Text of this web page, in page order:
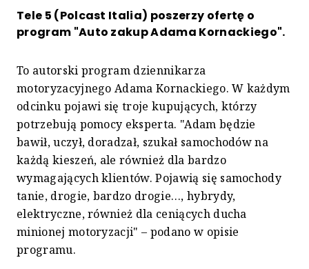
Tele 5 (Polcast Italia) poszerzy ofertę o
program "Auto zakup Adama Kornackiego".
To autorski program dziennikarza
motoryzacyjnego Adama Kornackiego. W każdym
odcinku pojawi się troje kupujących, którzy
potrzebują pomocy eksperta. "Adam będzie
bawił, uczył, doradzał, szukał samochodów na
każdą kieszeń, ale również dla bardzo
wymagających klientów. Pojawią się samochody
tanie, drogie, bardzo drogie…, hybrydy,
elektryczne, również dla ceniących ducha
minionej motoryzacji" – podano w opisie
programu.